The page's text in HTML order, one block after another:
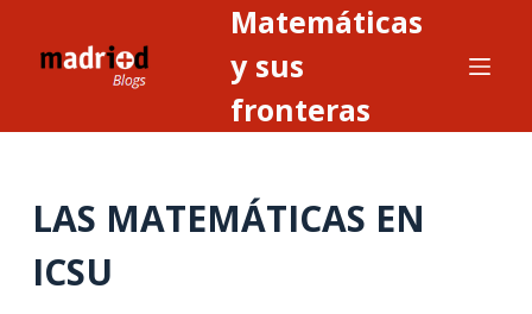
Matemáticas
y sus
fronteras
LAS MATEMÁTICAS EN
ICSU